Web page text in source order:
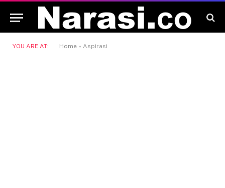
YOU ARE AT: Home » Aspirasi